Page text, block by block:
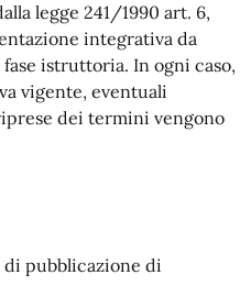
legge 241/1990 art. 6,
integrativa da
istruttoria. In ogni caso,
vigente, eventuali
dei termini vengono
di pubblicazione di